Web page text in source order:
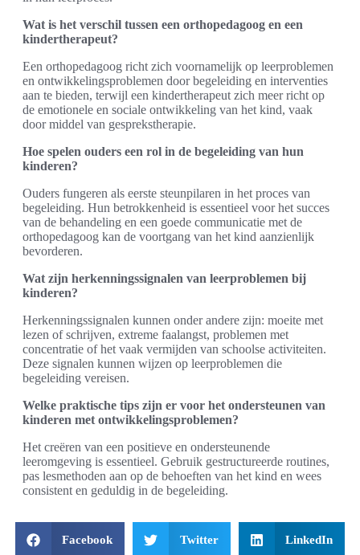
Wat is het verschil tussen een orthopedagoog en een
kindertherapeut?
Een orthopedagoog richt zich voornamelijk op leerproblemen
en ontwikkelingsproblemen door begeleiding en interventies
aan te bieden, terwijl een kindertherapeut zich meer richt op
de emotionele en sociale ontwikkeling van het kind, vaak
door middel van gesprekstherapie.
Hoe spelen ouders een rol in de begeleiding van hun
kinderen?
Ouders fungeren als eerste steunpilaren in het proces van
begeleiding. Hun betrokkenheid is essentieel voor het succes
van de behandeling en een goede communicatie met de
orthopedagoog kan de voortgang van het kind aanzienlijk
bevorderen.
Wat zijn herkenningssignalen van leerproblemen bij
kinderen?
Herkenningssignalen kunnen onder andere zijn: moeite met
lezen of schrijven, extreme faalangst, problemen met
concentratie of het vaak vermijden van schoolse activiteiten.
Deze signalen kunnen wijzen op leerproblemen die
begeleiding vereisen.
Welke praktische tips zijn er voor het ondersteunen van
kinderen met ontwikkelingsproblemen?
Het creëren van een positieve en ondersteunende
leeromgeving is essentieel. Gebruik gestructureerde routines,
pas lesmethoden aan op de behoeften van het kind en wees
consistent en geduldig in de begeleiding.
Facebook Twitter LinkedIn